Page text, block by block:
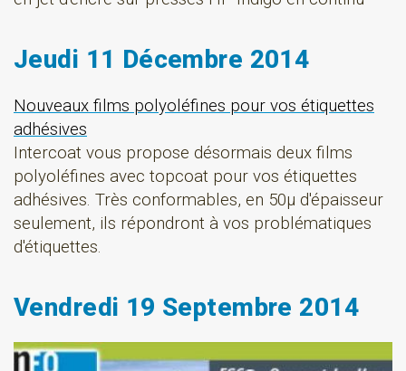
Jeudi 11 Décembre 2014
Nouveaux films polyoléfines pour vos étiquettes
adhésives
Intercoat vous propose désormais deux films
polyoléfines avec topcoat pour vos étiquettes
adhésives. Très conformables, en 50µ d'épaisseur
seulement, ils répondront à vos problématiques
d'étiquettes.
Vendredi 19 Septembre 2014